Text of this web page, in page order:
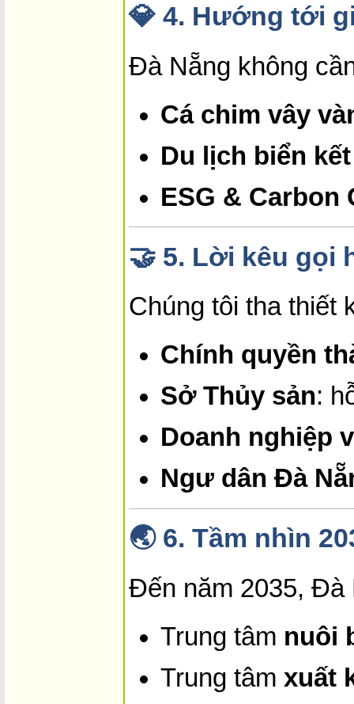
💎 4. Hướng tới
Đà Nẵng không
Cá chim vây
Du lịch biển
ESG & Carbon
🤝 5. Lời kêu gọi
Chúng tôi tha thiết
Chính quyền
Sở Thủy sản:
Doanh nghiệp
Ngư dân Đà
🌏 6. Tầm nhìn
Đến năm 2035, Đà
Trung tâm nuôi
Trung tâm xuất